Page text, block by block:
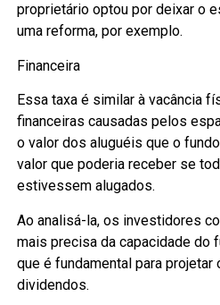
proprietário optou por deixar o
uma reforma, por exemplo.
Financeira
Essa taxa é similar à vacância
financeiras causadas pelos
o valor dos aluguéis que o
valor que poderia receber se
estivessem alugados.
Ao analisá-la, os investidores
mais precisa da capacidade do
que é fundamental para
dividendos.